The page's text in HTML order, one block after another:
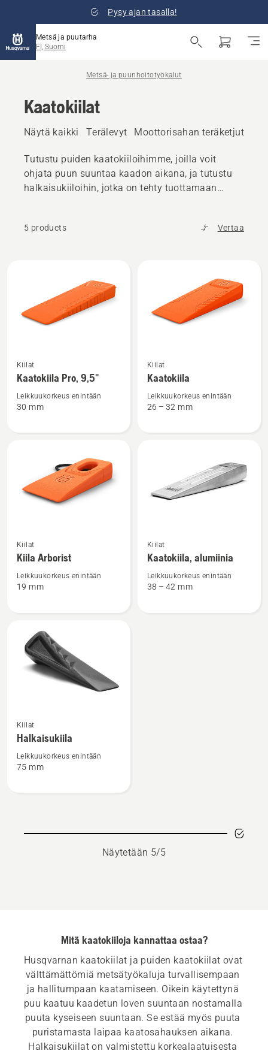
Pysy ajan tasalla!
Metsä ja puutarha
FI, Suomi
Metsä- ja puunhoitotyökalut
Kaatokiilat
Näytä kaikki Terälevyt Moottorisahan teräketjut
Tutustu puiden kaatokiiloihimme, joilla voit
ohjata puun suuntaa kaadon aikana, ja tutustu
halkaisukiiloihin, jotka on tehty tuottamaan
5 products Vertaa
lisätietoja
tuotteesta
Kaatokiila
Pro,
Kiilat
Kaatokiila Pro, 9,5"
Leikkuukorkeus enintään
30 mm
lisätietoja
tuotteesta
Kaatokiila
Kiilat
Kaatokiila
Leikkuukorkeus enintään
26 – 32 mm
lisätietoja
tuotteesta
Kiila
Arborist
Kiilat
Kiila Arborist
Leikkuukorkeus enintään
19 mm
lisätietoja
tuotteesta
Kaatokiila,
alumiinia
Kiilat
Kaatokiila, alumiinia
Leikkuukorkeus enintään
38 – 42 mm
lisätietoja
tuotteesta
Halkaisukiila
Kiilat
Halkaisukiila
Leikkuukorkeus enintään
75 mm
Näytetään 5/5
Mitä kaatokiiloja kannattaa ostaa?
Husqvarnan kaatokiilat ja puiden kaatokiilat ovat
välttämättömiä metsätyökaluja turvallisempaan
ja hallitumpaan kaatamiseen. Oikein käytettynä
puu kaatuu kaadetun loven suuntaan nostamalla
puuta kyseiseen suuntaan. Se estää myös puuta
puristamasta laipaa kaatosahauksen aikana.
Halkaisukiilat on valmistettu korkealaatuisesta